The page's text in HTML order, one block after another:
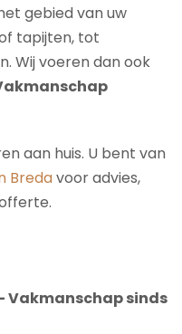
gebied van uw
tapijten, tot
Wij voeren dan ook
aan huis. U bent van
Bredavoor advies,
Vakmanschap sinds